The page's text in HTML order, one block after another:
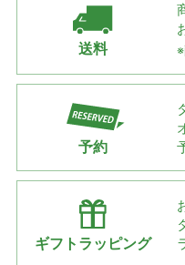
送料
予約
ギフトラッピング